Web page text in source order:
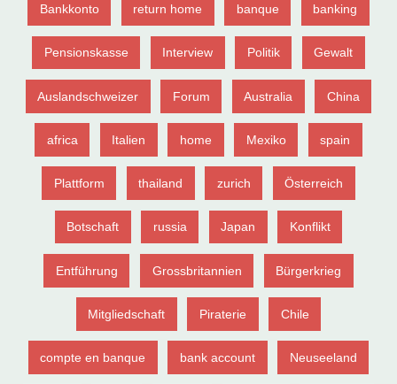
Bankkonto return home banque banking
Pensionskasse Interview Politik Gewalt
Auslandschweizer Forum Australia China
africa Italien home Mexiko spain
Plattform thailand zurich Österreich
Botschaft russia Japan Konflikt
Entführung Grossbritannien Bürgerkrieg
Mitgliedschaft Piraterie Chile
compte en banque bank account Neuseeland